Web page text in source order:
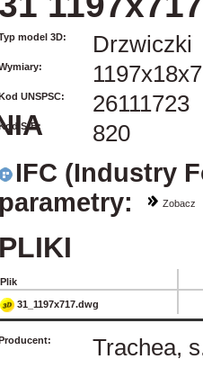
model 3D: Drzwiczki
UNSPSC: 26111723
Kod SfB: 820
IFC (Industry
parametry:
Zobacz
PLIKI
Plik
31_1197x717.dwg
Trachea,